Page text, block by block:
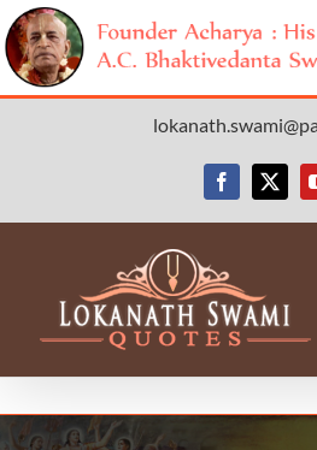
Facebook
X